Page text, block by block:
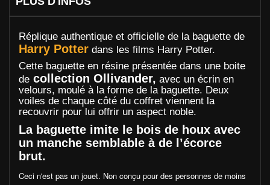
Réplique authentique et officielle de la baguette de
Harry Potter dans les films Harry Potter.
Cette baguette en résine présentée dans une boite
de collection Ollivander, avec un écrin en
velours, moulé à la forme de la baguette. Deux
voiles de chaque côté du coffret viennent la
recouvrir pour lui offrir un aspect noble.
La baguette imite le bois de houx avec
un manche semblable à de l’écorce
brut.
Ceci n'est pas un jouet. Non conçu pour des personnes de moins